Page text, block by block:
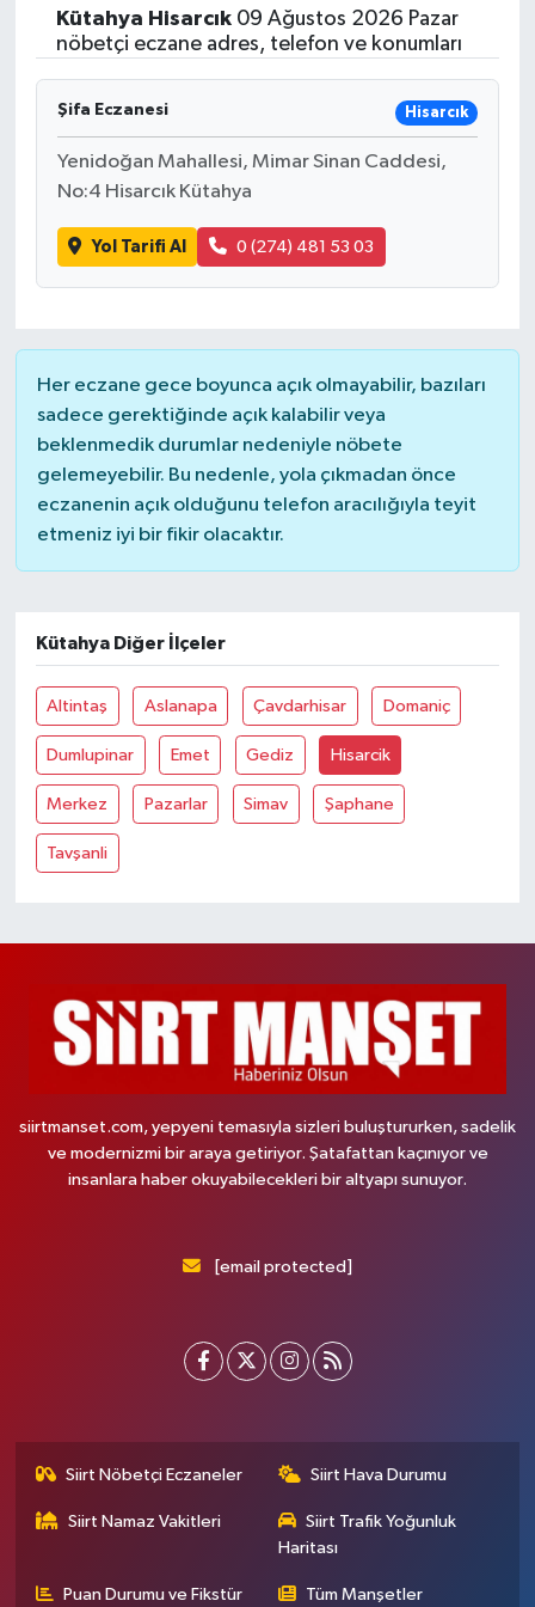
Kütahya Hisarcık09 Ağustos 2026 Pazar
nöbetçi eczane adres, telefon ve konumları
Şifa Eczanesi Hisarcık
Yenidoğan Mahallesi, Mimar Sinan Caddesi,
No:4 Hisarcık Kütahya
Yol Tarifi Al 0 (274) 481 53 03
Her eczane gece boyunca açık olmayabilir, bazıları
sadece gerektiğinde açık kalabilir veya
beklenmedik durumlar nedeniyle nöbete
gelemeyebilir. Bu nedenle, yola çıkmadan önce
eczanenin açık olduğunu telefon aracılığıyla teyit
etmeniz iyi bir fikir olacaktır.
Kütahya Diğer İlçeler
Altintaş Aslanapa Çavdarhisar Domaniç
Dumlupinar Emet Gediz Hisarcik
Merkez Pazarlar Simav Şaphane
Tavşanli
siirtmanset.com, yepyeni temasıyla sizleri buluştururken, sadelik
ve modernizmi bir araya getiriyor. Şatafattan kaçınıyor ve
insanlara haber okuyabilecekleri bir altyapı sunuyor.
[email protected]
Siirt Nöbetçi Eczaneler Siirt Hava Durumu
Siirt Namaz Vakitleri
Siirt Trafik Yoğunluk
Haritası
Puan Durumu ve Fikstür Tüm Manşetler